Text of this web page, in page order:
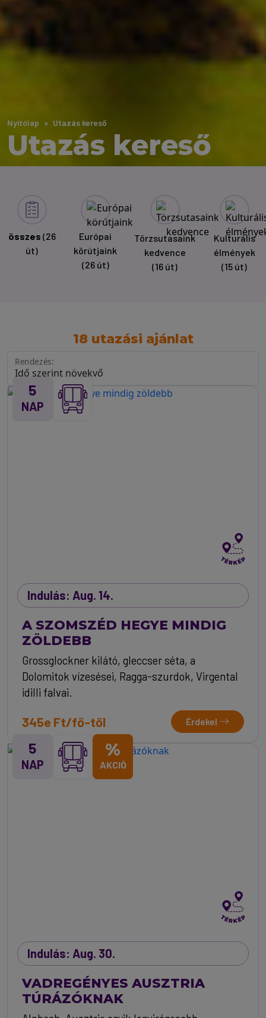
Nyitólap Utazás kereső
Utazás kereső
összes (26
út)
Európai
körútjaink
(26 út)
Törzsutasaink
kedvence
(16 út)
Kulturális
élmények
(15 út)
18 utazási ajánlat
Rendezés:
5
NAP
Indulás: Aug. 14.
A SZOMSZÉD HEGYE MINDIG
ZÖLDEBB
Grossglockner kilátó, gleccser séta, a
Dolomitok vízesései, Ragga-szurdok, Virgental
idilli falvai.
345e Ft/fő-től Érdekel
5
NAP
%
AKCIÓ
Indulás: Aug. 30.
VADREGÉNYES AUSZTRIA
TÚRÁZÓKNAK